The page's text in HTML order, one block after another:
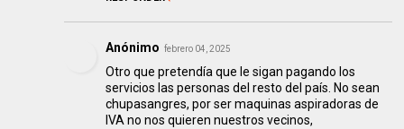
Anónimo febrero 04, 2025
Otro que pretendía que le sigan pagando los
servicios las personas del resto del país. No sean
chupasangres, por ser maquinas aspiradoras de
IVA no nos quieren nuestros vecinos,